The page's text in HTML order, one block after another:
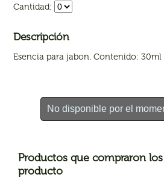
Cantidad:
Descripción
Esencia para jabon. Contenido: 30ml
No disponible por el
Productos que compraron
producto